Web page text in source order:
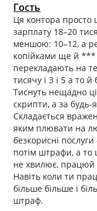
Гость
Ця контора просто
зарплату 18–20
меншою: 10–12, а
копійками ще й ***
перекладають на
тисячу і 3 і 5 а то й
Тиснуть нещадно
скрипти, а за будь-
Складається
яким плювати на
безкорисні
потім штрафи, а то
не хвилює, працюй
Навіть коли ти
більше більше і
штраф.